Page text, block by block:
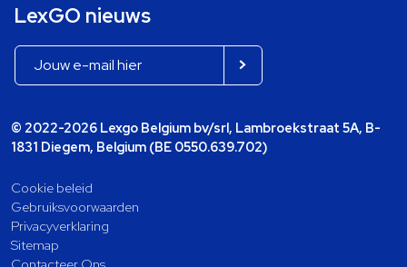
LexGO nieuws
© 2022-2026 Lexgo Belgium bv/srl, Lambroekstraat 5A, B-
1831 Diegem, Belgium (BE 0550.639.702)
Cookie beleid
Gebruiksvoorwaarden
Privacyverklaring
Sitemap